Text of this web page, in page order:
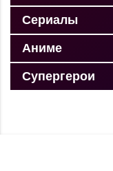
Сериалы
Аниме
Супергерои